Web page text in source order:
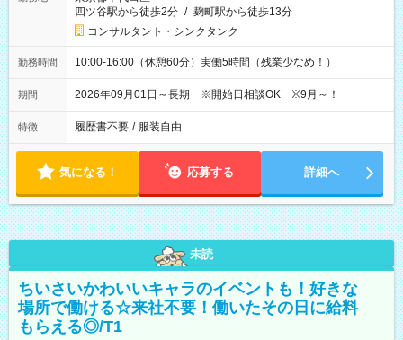
四ツ谷駅から徒歩2分 / 麹町駅から徒歩13分
コンサルタント・シンクタンク
勤務時間 10:00-16:00（休憩60分）実働5時間（残業少なめ！）
期間 2026年09月01日～長期 ※開始日相談OK ※9月～！
特徴 履歴書不要 / 服装自由
気になる！ 応募する 詳細へ
未読
ちいさいかわいいキャラのイベントも！好きな
場所で働ける☆来社不要！働いたその日に給料
もらえる◎/T1